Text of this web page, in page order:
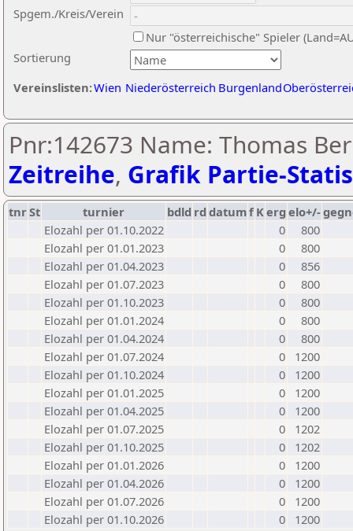
Sortierung
Spgem./Kreis/Verein
Nur "österreichische" Spieler
Vereinslisten:Wien Niederösterreich Burgenland
Pnr:142673 Name: Thomas
Zeitreihe, Grafik Partie-
tnrSt turnier bdld rd datumf Kerg elo+/-
Elozahl per 01.10.2022
0
800
Elozahl per 01.01.2023
0
800
Elozahl per 01.04.2023
0
856
Elozahl per 01.07.2023
0
800
Elozahl per 01.10.2023
0
800
Elozahl per 01.01.2024
0
800
Elozahl per 01.04.2024
0
800
Elozahl per 01.07.2024
0
1200
Elozahl per 01.10.2024
0
1200
Elozahl per 01.01.2025
0
1200
Elozahl per 01.04.2025
0
1200
Elozahl per 01.07.2025
0
1202
Elozahl per 01.10.2025
0
1202
Elozahl per 01.01.2026
0
1200
Elozahl per 01.04.2026
0
1200
Elozahl per 01.07.2026
0
1200
Elozahl per 01.10.2026
0 1200